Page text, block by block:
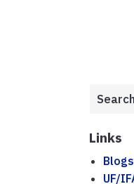
Links
UF/